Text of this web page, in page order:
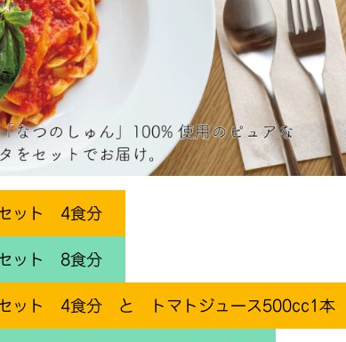
セット 4食分
セット 8食分
セット 4食分 と トマトジュース500cc1本